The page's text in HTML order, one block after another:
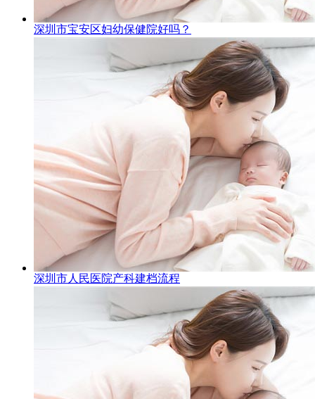
深圳市宝安区妇幼保健院好吗？
深圳市人民医院产科建档流程